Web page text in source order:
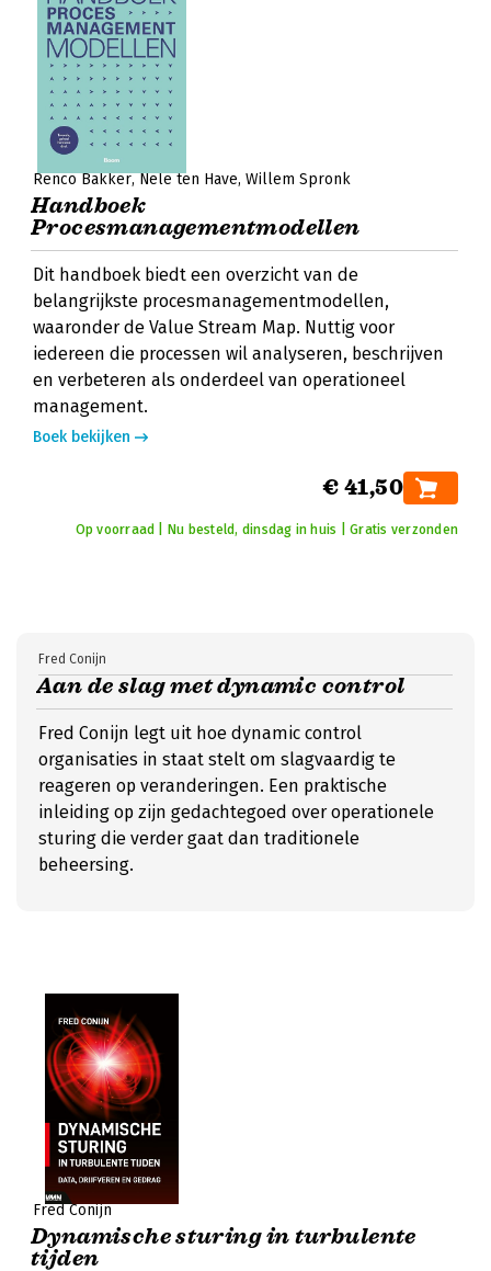
Renco Bakker Nele ten Have Willem Spronk
Handboek
Procesmanagementmodellen
Dit handboek biedt een overzicht van de
belangrijkste procesmanagementmodellen,
waaronder de Value Stream Map. Nuttig voor
iedereen die processen wil analyseren, beschrijven
en verbeteren als onderdeel van operationeel
management.
Boek bekijken
€ 41,50
Op voorraad | Nu besteld, dinsdag in huis | Gratis verzonden
Aan de slag met dynamic control
Fred Conijn
Fred Conijn legt uit hoe dynamic control
organisaties in staat stelt om slagvaardig te
reageren op veranderingen. Een praktische
inleiding op zijn gedachtegoed over operationele
sturing die verder gaat dan traditionele
beheersing.
Fred Conijn
Dynamische sturing in turbulente
tijden